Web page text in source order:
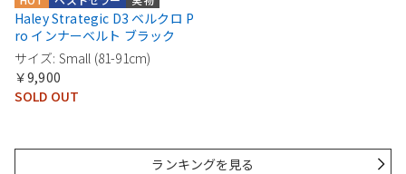
Haley Strategic D3 ベルクロ P
ro インナーベルト ブラック
サイズ: Small (81-91cm)
￥9,900
SOLD OUT
ランキングを見る